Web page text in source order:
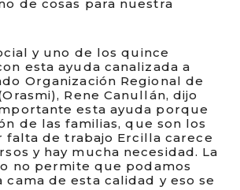
de cosas para nuestra
y uno de los quince
esta ayuda canalizada a
Organización Regional de
Rene Canullán, dijo
esta ayuda porque
de las familias, que son los
falta de trabajo Ercilla carece
y hay mucha necesidad. La
no permite que podamos
cama de esta calidad y eso se